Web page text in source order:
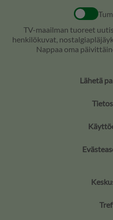
TV-maailman tuoreet
henkilökuvat,
Nappaa oma
Lähetä